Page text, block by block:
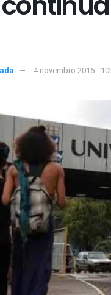
4 novembro 2016 -